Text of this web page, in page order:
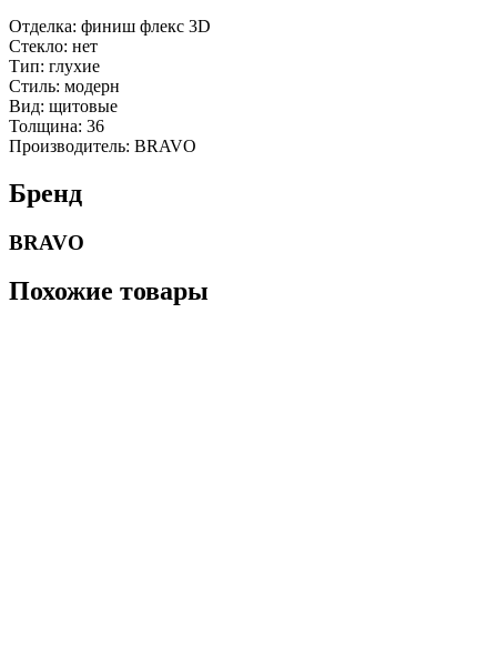
Отделка: финиш флекс 3D
Стекло: нет
Тип: глухие
Стиль: модерн
Вид: щитовые
Толщина: 36
Производитель: BRAVO
Бренд
BRAVO
Похожие товары